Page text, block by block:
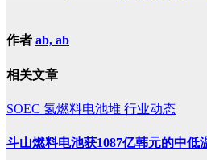
作者 ab, ab
相关文章
SOEC 氢燃料电池堆 行业动态
斗山燃料电池获1087亿韩元的中低